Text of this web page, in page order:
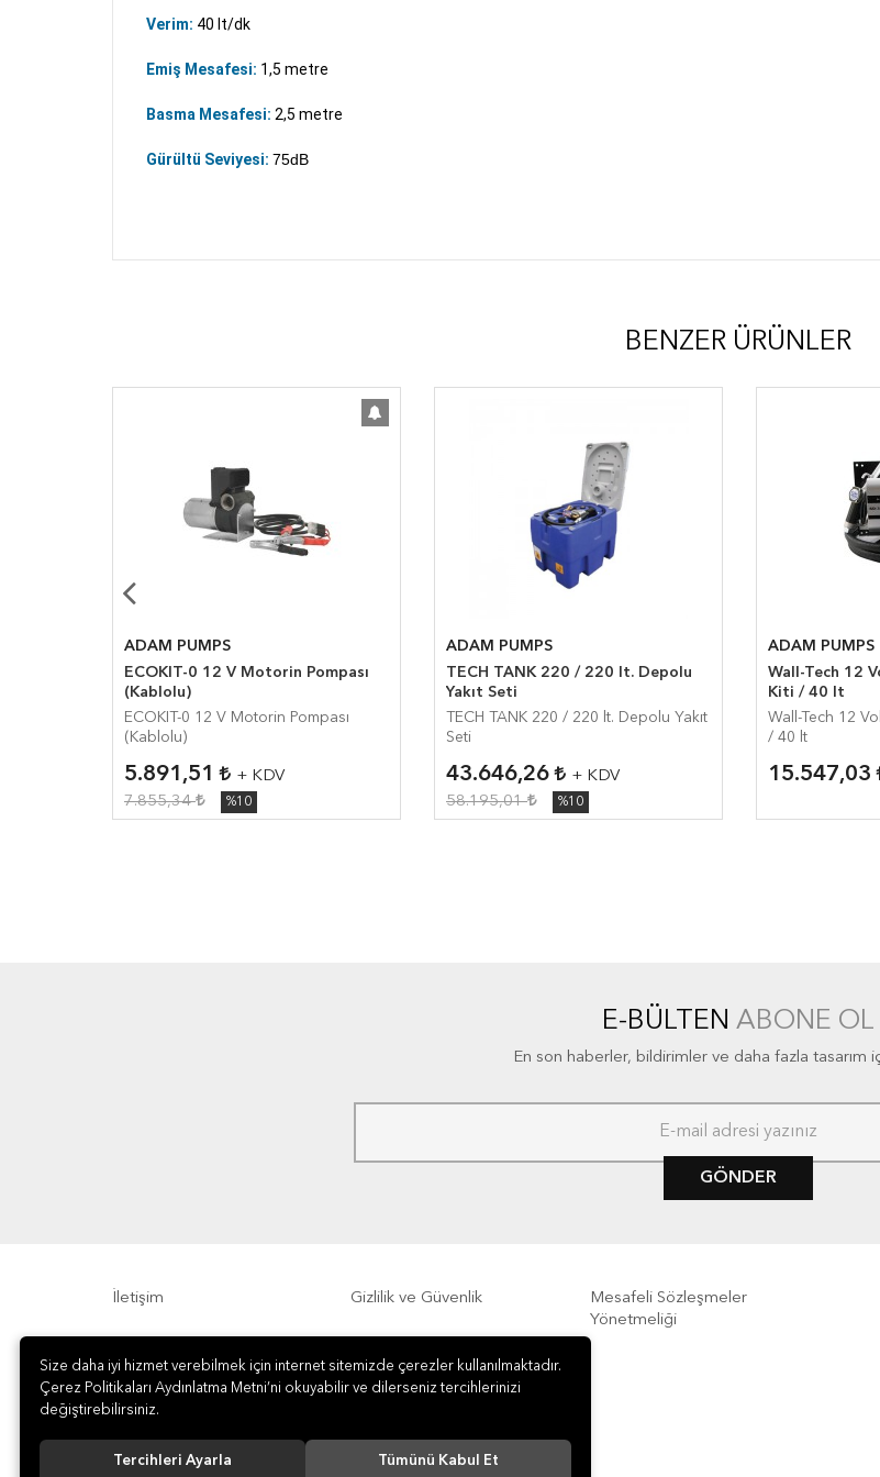
Verim: 40 lt/dk
Emiş Mesafesi: 1,5 metre
Basma Mesafesi: 2,5 metre
Gürültü Seviyesi: 75dB
BENZER ÜRÜNLER
ADAM PUMPS
ECOKIT-0 12 V Motorin Pompası
(Kablolu)
ECOKIT-0 12 V Motorin Pompası
(Kablolu)
5.891,51
+ KDV
7.855,34
%10
ADAM PUMPS
TECH TANK 220 / 220 lt. Depolu
Yakıt Seti
TECH TANK 220 / 220 lt. Depolu Yakıt
Seti
43.646,26
+ KDV
58.195,01
%10
ADAM PUMPS
Wall-Tech 12
Kiti / 40 lt
Wall-Tech 12
/ 40 lt
15.547,03
E-BÜLTEN ABONE OL
En son haberler, bildirimler ve daha fazla tasarım
GÖNDER
İletişim Gizlilik ve Güvenlik
Mesafeli Sözleşmeler
Yönetmeliği
Sıkça Sorulan Sorular Sipariş, Teslimat ve İade
Size daha iyi hizmet verebilmek için internet sitemizde çerezler kullanılmaktadır.
Çerez Politikaları Aydınlatma Metni’ni okuyabilir ve dilerseniz tercihlerinizi
değiştirebilirsiniz.
Tercihleri Ayarla Tümünü Kabul Et